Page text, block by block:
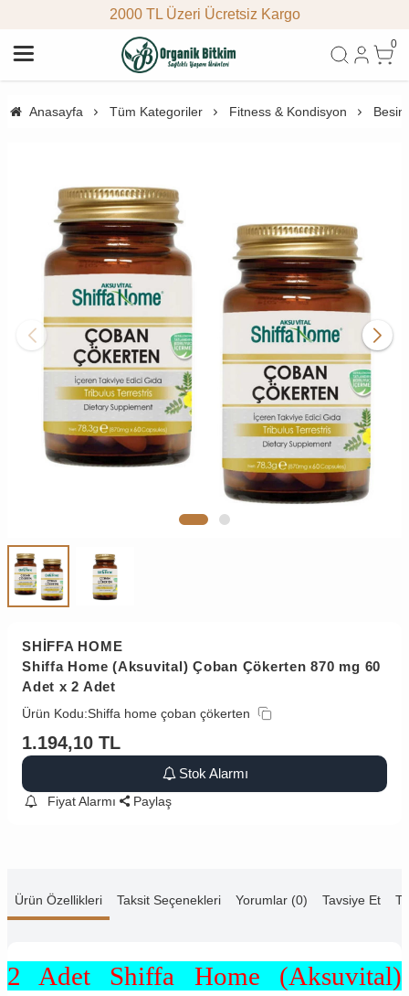
2000 TL Üzeri Ücretsiz Kargo
0
Anasayfa Tüm Kategoriler Fitness & Kondisyon Besin
SHİFFA HOME
Shiffa Home (Aksuvital) Çoban Çökerten 870 mg 60
Adet x 2 Adet
Ürün Kodu:Shiffa home çoban çökerten
1.194,10 TL
Stok Alarmı
Fiyat Alarmı Paylaş
Ürün Özellikleri Taksit Seçenekleri Yorumlar (0) Tavsiye Et
2 Adet Shiffa Home (Aksuvital)